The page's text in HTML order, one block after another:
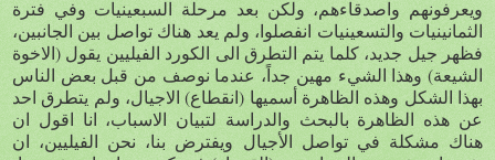
ويعرفونهم واصدقاءهم، ولكن بعد مرحلة السبعينيات وفي فترة
الثمانينيات والتسعينيات انفصلوا، ولم يعد هناك تواصل بين الجانبين،
فظهر جيل جديد، كلما يتم التطرق الى الكورد الفيليين يقول (الاخوة
الشيعة) وهذا الشيء مهين جداً، عندما نوصف من قبل بعض الناس
بهذا الشكل وهذه الظاهرة أسميها (انقطاع) الاجيال، ولم يتطرق احد
عن هذه الظاهرة بالبحث والدراسة لتبيان الاسباب، انا اقول ان
هناك مشكلة في تواصل الأجيال ويفترض بنا، نحن الفيليين، ان